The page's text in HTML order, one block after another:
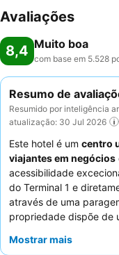
Avaliações
8,4 Muito boa
com base em 5.528
Resumo de
Resumido por inteligência
atualização: 30 Jul 2026
Este hotel é um centro
viajantes em negócios
acessibilidade
do Terminal 1 e
através de uma
propriedade dispõe de
dias por semana, tudo
Mostrar mais